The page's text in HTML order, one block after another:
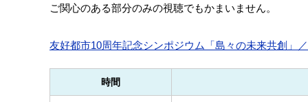
ご関心のある部分のみの視聴でもかまいません。
友好都市10周年記念シンポジウム「島々の未来共創」
時間